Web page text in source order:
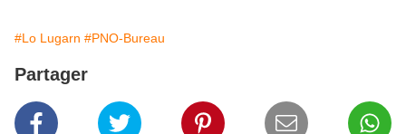
#Lo Lugarn #PNO-Bureau
Partager